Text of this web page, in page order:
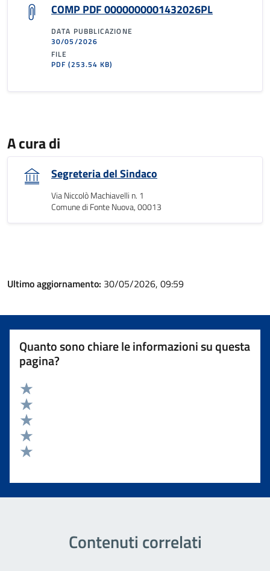
COMP PDF 0000000001432026PL
DATA PUBBLICAZIONE
30/05/2026
FILE
PDF(253.54 KB)
A cura di
Segreteria del Sindaco
Via Niccolò Machiavelli n. 1
Comune di Fonte Nuova, 00013
Ultimo aggiornamento: 30/05/2026, 09:59
Quanto sono chiare le informazioni su questa
pagina?
Valuta 5 stelle su 5
Valuta 4 stelle su 5
Valuta 3 stelle su 5
Valuta 2 stelle su 5
Contenuti correlati